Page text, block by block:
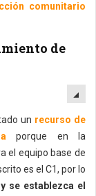
comunitario
de
un recurso de
porque en la
el equipo base de
es el C1, por lo
se establezca el